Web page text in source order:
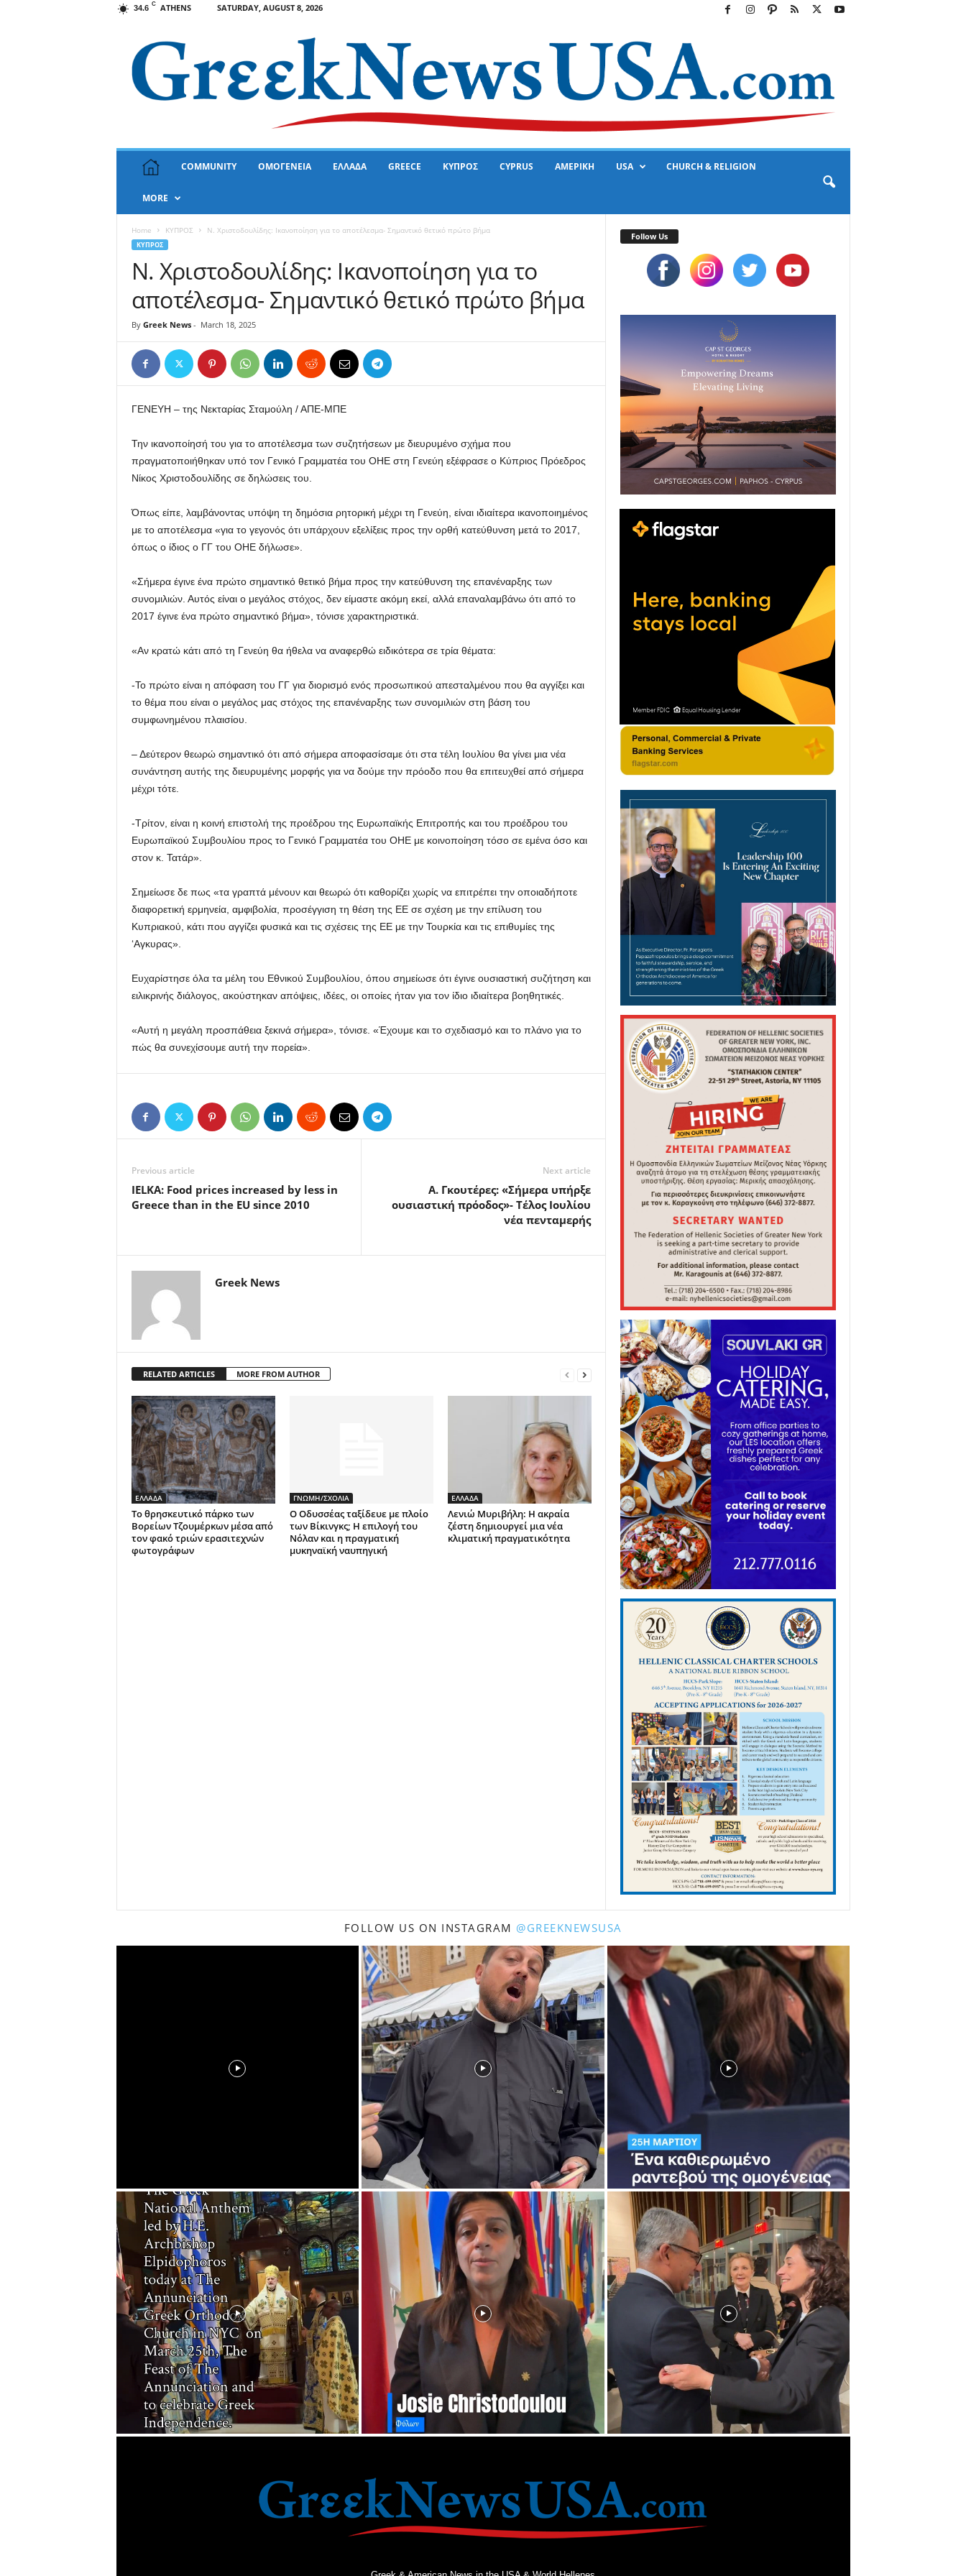
34.6 C ATHENS SATURDAY, AUGUST 8, 2026
k
COMMUNITY ΟΜΟΓΕΝΕΙΑ ΕΛΛΑΔΑ GREECE ΚΥΠΡΟΣ CYPRUS ΑΜΕΡΙΚΗ USA CHURCH & RELIGION
MORE
Home ΚΥΠΡΟΣ Ν. Χριστοδουλίδης: Ικανοποίηση για το αποτέλεσμα- Σημαντικό θετικό πρώτο βήμα
ΚΥΠΡΟΣ
Ν. Χριστοδουλίδης: Ικανοποίηση για το
αποτέλεσμα- Σημαντικό θετικό πρώτο βήμα
By Greek News- March 18, 2025
ΓΕΝΕΥΗ – της Νεκταρίας Σταμούλη / ΑΠΕ-ΜΠΕ
Την ικανοποίησή του για το αποτέλεσμα των συζητήσεων με διευρυμένο σχήμα που
πραγματοποιήθηκαν υπό τον Γενικό Γραμματέα του ΟΗΕ στη Γενεύη εξέφρασε ο Κύπριος Πρόεδρος
Νίκος Χριστοδουλίδης σε δηλώσεις του.
Όπως είπε, λαμβάνοντας υπόψη τη δημόσια ρητορική μέχρι τη Γενεύη, είναι ιδιαίτερα ικανοποιημένος
με το αποτέλεσμα «για το γεγονός ότι υπάρχουν εξελίξεις προς την ορθή κατεύθυνση μετά το 2017,
όπως ο ίδιος ο ΓΓ του ΟΗΕ δήλωσε».
«Σήμερα έγινε ένα πρώτο σημαντικό θετικό βήμα προς την κατεύθυνση της επανέναρξης των
συνομιλιών. Αυτός είναι ο μεγάλος στόχος, δεν είμαστε ακόμη εκεί, αλλά επαναλαμβάνω ότι από το
2017 έγινε ένα πρώτο σημαντικό βήμα», τόνισε χαρακτηριστικά.
«Αν κρατώ κάτι από τη Γενεύη θα ήθελα να αναφερθώ ειδικότερα σε τρία θέματα:
-Το πρώτο είναι η απόφαση του ΓΓ για διορισμό ενός προσωπικού απεσταλμένου που θα αγγίξει και
το θέμα που είναι ο μεγάλος μας στόχος της επανέναρξης των συνομιλιών στη βάση του
συμφωνημένου πλαισίου.
– Δεύτερον θεωρώ σημαντικό ότι από σήμερα αποφασίσαμε ότι στα τέλη Ιουλίου θα γίνει μια νέα
συνάντηση αυτής της διευρυμένης μορφής για να δούμε την πρόοδο που θα επιτευχθεί από σήμερα
μέχρι τότε.
-Τρίτον, είναι η κοινή επιστολή της προέδρου της Ευρωπαϊκής Επιτροπής και του προέδρου του
Ευρωπαϊκού Συμβουλίου προς το Γενικό Γραμματέα του ΟΗΕ με κοινοποίηση τόσο σε εμένα όσο και
στον κ. Τατάρ».
Σημείωσε δε πως «τα γραπτά μένουν και θεωρώ ότι καθορίζει χωρίς να επιτρέπει την οποιαδήποτε
διαφορετική ερμηνεία, αμφιβολία, προσέγγιση τη θέση της ΕΕ σε σχέση με την επίλυση του
Κυπριακού, κάτι που αγγίζει φυσικά και τις σχέσεις της ΕΕ με την Τουρκία και τις επιθυμίες της
‘Αγκυρας».
Ευχαρίστησε όλα τα μέλη του Εθνικού Συμβουλίου, όπου σημείωσε ότι έγινε ουσιαστική συζήτηση και
ειλικρινής διάλογος, ακούστηκαν απόψεις, ιδέες, οι οποίες ήταν για τον ίδιο ιδιαίτερα βοηθητικές.
«Αυτή η μεγάλη προσπάθεια ξεκινά σήμερα», τόνισε. «Έχουμε και το σχεδιασμό και το πλάνο για το
πώς θα συνεχίσουμε αυτή την πορεία».
Previous article
IELKA: Food prices increased by less in
Greece than in the EU since 2010
Next article
Α. Γκουτέρες: «Σήμερα υπήρξε
ουσιαστική πρόοδος»- Τέλος Ιουλίου
νέα πενταμερής
Greek News
RELATED ARTICLES MORE FROM AUTHOR
ΕΛΛΑΔΑ
Το θρησκευτικό πάρκο των
Βορείων Τζουμέρκων μέσα από
τον φακό τριών ερασιτεχνών
φωτογράφων
ΓΝΩΜΗ/ΣΧΟΛΙΑ
Ο Οδυσσέας ταξίδευε με πλοίο
των Βίκινγκς; Η επιλογή του
Νόλαν και η πραγματική
μυκηναϊκή ναυπηγική
ΕΛΛΑΔΑ
Λενιώ Μυριβήλη: Η ακραία
ζέστη δημιουργεί μια νέα
κλιματική πραγματικότητα
Follow Us
FOLLOW US ON INSTAGRAM @GREEKNEWSUSA